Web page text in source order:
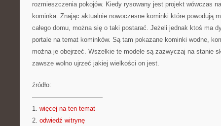
rozmieszczenia pokojów. Kiedy rysowany jest projekt wówczas
kominka. Znając aktualnie nowoczesne kominki które powodują
całego domu, można się o taki postarać. Jeżeli jednak ktoś ma
portale na temat kominków. Są tam pokazane kominki wodne,
można je obejrzeć. Wszelkie te modele są zazwyczaj na stanie
zawsze wolno ujrzeć jakiej wielkości on jest.
źródło:
———————————
1. więcej na ten temat
2. odwiedź witrynę